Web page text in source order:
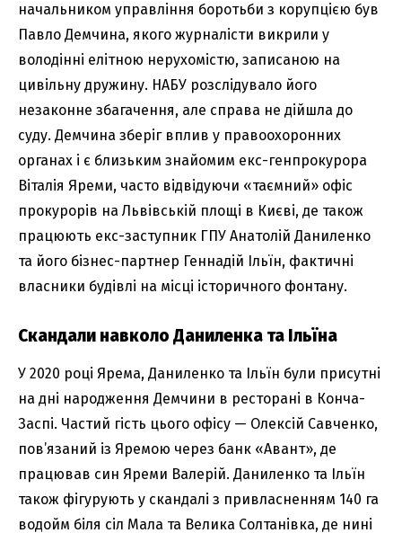
начальником управління боротьби з корупцією був
Павло Демчина, якого журналісти викрили у
володінні елітною нерухомістю, записаною на
цивільну дружину. НАБУ розслідувало його
незаконне збагачення, але справа не дійшла до
суду. Демчина зберіг вплив у правоохоронних
органах і є близьким знайомим екс-генпрокурора
Віталія Яреми, часто відвідуючи «таємний» офіс
прокурорів на Львівській площі в Києві, де також
працюють екс-заступник ГПУ Анатолій Даниленко
та його бізнес-партнер Геннадій Ільїн, фактичні
власники будівлі на місці історичного фонтану.
Скандали навколо Даниленка та Ільїна
У 2020 році Ярема, Даниленко та Ільїн були присутні
на дні народження Демчини в ресторані в Конча-
Заспі. Частий гість цього офісу — Олексій Савченко,
пов’язаний із Яремою через банк «Авант», де
працював син Яреми Валерій. Даниленко та Ільїн
також фігурують у скандалі з привласненням 140 га
водойм біля сіл Мала та Велика Солтанівка, де нині